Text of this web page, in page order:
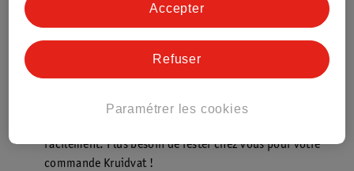
Aussi dans ce magasin
Point de retrait Kruidvat.be
facilement. Plus besoin de rester chez vous pour votre
commande Kruidvat !
Paramétrer les cookies
Refuser
Accepter